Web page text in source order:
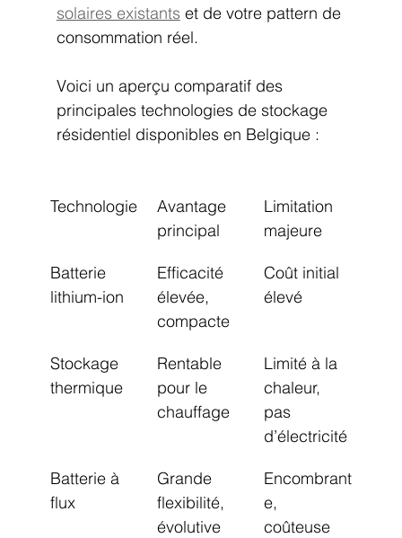
solaires existants et de votre pattern de
consommation réel.
Voici un aperçu comparatif des
principales technologies de stockage
résidentiel disponibles en Belgique :
Technologie
Avantage
principal
Limitation
majeure
Batterie
lithium-ion
Efficacité
élevée,
compacte
Coût initial
élevé
Stockage
thermique
Rentable
pour le
chauffage
Limité à la
chaleur,
pas
d’électricité
Batterie à
flux
Grande
flexibilité,
évolutive
Encombrant
e,
coûteuse